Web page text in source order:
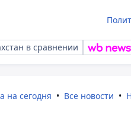
в сравнении
на сегодня Все новости